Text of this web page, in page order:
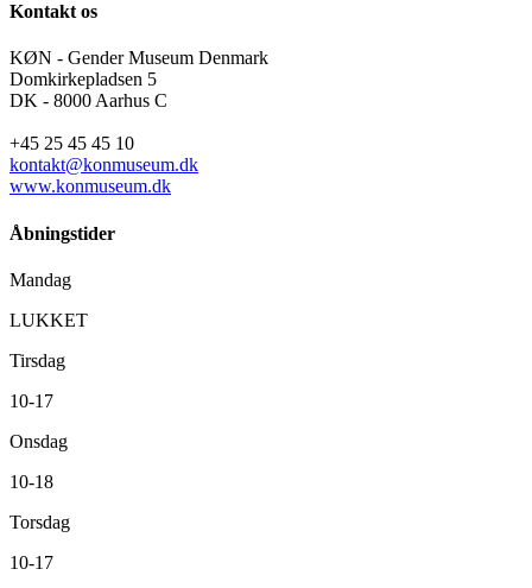
Kontakt os
KØN - Gender Museum Denmark
Domkirkepladsen 5
DK - 8000 Aarhus C
+45 25 45 45 10
kontakt@konmuseum.dk
www.konmuseum.dk
Åbningstider
Mandag
LUKKET
Tirsdag
10-17
Onsdag
10-18
Torsdag
10-17